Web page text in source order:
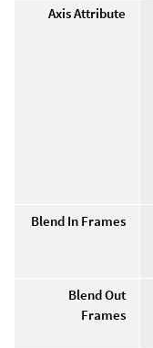
Axis Attribute
Blend In Frames
Blend Out
Frames